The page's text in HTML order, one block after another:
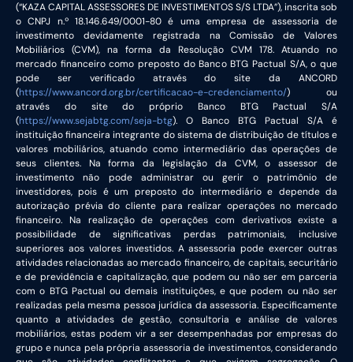
(“KAZA CAPITAL ASSESSORES DE INVESTIMENTOS S/S LTDA”), inscrita sob
o CNPJ n.º 18.146.649/0001-80 é uma empresa de assessoria de
investimento devidamente registrada na Comissão de Valores
Mobiliários (CVM), na forma da Resolução CVM 178. Atuando no
mercado financeiro como preposto do Banco BTG Pactual S/A, o que
pode ser verificado através do site da ANCORD
(https://www.ancord.org.br/certificacao-e-credenciamento/) ou
através do site do próprio Banco BTG Pactual S/A
(https://www.sejabtg.com/seja-btg). O Banco BTG Pactual S/A é
instituição financeira integrante do sistema de distribuição de títulos e
valores mobiliários, atuando como intermediário das operações de
seus clientes. Na forma da legislação da CVM, o assessor de
investimento não pode administrar ou gerir o patrimônio de
investidores, pois é um preposto do intermediário e depende da
autorização prévia do cliente para realizar operações no mercado
financeiro. Na realização de operações com derivativos existe a
possibilidade de significativas perdas patrimoniais, inclusive
superiores aos valores investidos. A assessoria pode exercer outras
atividades relacionadas ao mercado financeiro, de capitais, securitário
e de previdência e capitalização, que podem ou não ser em parceria
com o BTG Pactual ou demais instituições, e que podem ou não ser
realizadas pela mesma pessoa jurídica da assessoria. Especificamente
quanto a atividades de gestão, consultoria e análise de valores
mobiliários, estas podem vir a ser desempenhadas por empresas do
grupo e nunca pela própria assessoria de investimentos, considerando